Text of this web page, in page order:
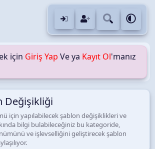
için Giriş Yap Ve ya Kayıt Ol'manız
Değişikliği
için yapılabilecek şablon değişiklikleri ve
bilgi bulabileceğiniz bu kategoride,
ve işlevselliğini geliştirecek şablon